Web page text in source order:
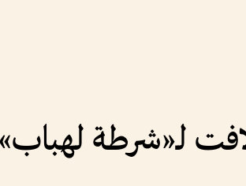
لـ«شرطة